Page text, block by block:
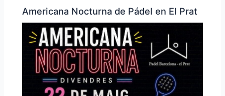
Americana Nocturna de Pádel en El Prat